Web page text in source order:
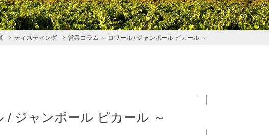
ティスティング 営業コラム ～ ロワール / ジャンポール ピカール ～
/ ジャンポール ピカール ～